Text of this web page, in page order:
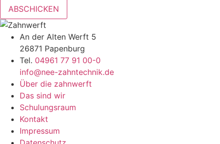
ABSCHICKEN
An der Alten Werft 5
26871 Papenburg
Tel. 04961 77 91 00-0
info@nee-zahntechnik.de
Über die zahnwerft
Das sind wir
Schulungsraum
Kontakt
Impressum